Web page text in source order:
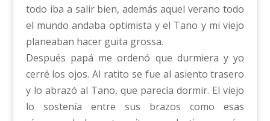
todo iba a salir bien, además aquel verano todo
el mundo andaba optimista y el Tano y mi viejo
planeaban hacer guita grossa.
Después papá me ordenó que durmiera y yo
cerré los ojos. Al ratito se fue al asiento trasero
y lo abrazó al Tano, que parecía dormir. El viejo
lo sostenía entre sus brazos como esas